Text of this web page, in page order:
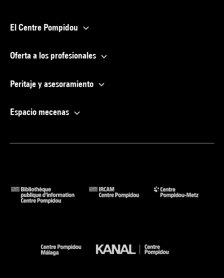
El Centre Pompidou
Oferta a los profesionales
Peritaje y asesoramiento
Espacio mecenas